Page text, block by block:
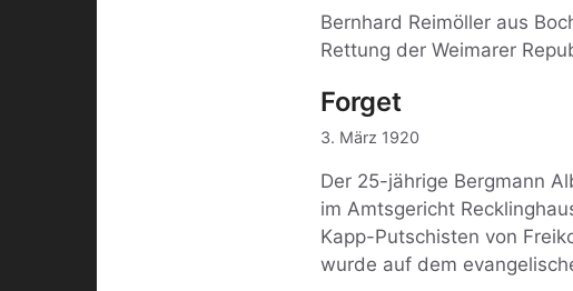
Bernhard Reimöller aus
Rettung der Weimarer
Forget
3. März 1920
Der 25-jährige Bergmann
im Amtsgericht
Kapp-Putschisten von
wurde auf dem